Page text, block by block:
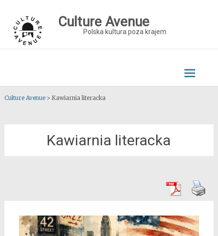
content
Culture Avenue
Polska kultura poza krajem
Culture Avenue> Kawiarnia literacka
Kawiarnia literacka